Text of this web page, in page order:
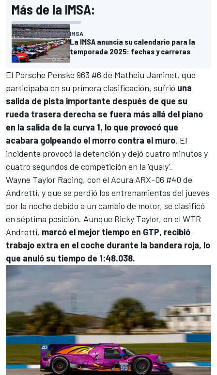
Más de la IMSA:
IMSA
La IMSA anuncia su calendario para la
temporada 2025: fechas y carreras
El Porsche Penske 963 #6 de Matheiu Jaminet, que
participaba en su primera clasificación, sufrió una
salida de pista importante después de que su
rueda trasera derecha se fuera más allá del piano
en la salida de la curva 1, lo que provocó que
acabara golpeando el morro contra el muro. El
incidente provocó la detención y dejó cuatro minutos y
cuatro segundos de competición en la 'qualy'.
Wayne Taylor Racing, con el Acura ARX-06 #40 de
Andretti, y que se perdió los entrenamientos del jueves
por la noche debido a un cambio de motor, se clasificó
en séptima posición. Aunque Ricky Taylor, en el WTR
Andretti, marcó el mejor tiempo en GTP, recibió
trabajo extra en el coche durante la bandera roja, lo
que anuló su tiempo de 1:48.038.